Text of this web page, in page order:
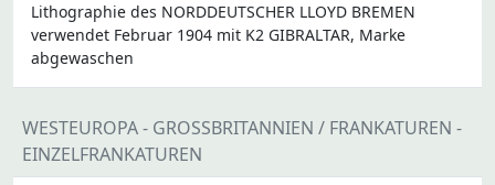
Lithographie des NORDDEUTSCHER LLOYD BREMEN
verwendet Februar 1904 mit K2 GIBRALTAR, Marke
abgewaschen
WESTEUROPA - GROSSBRITANNIEN / FRANKATUREN -
EINZELFRANKATUREN